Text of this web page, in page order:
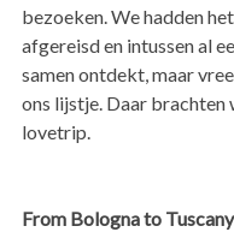
bezoeken. We hadden
afgereisd en intussen al
samen ontdekt, maar
ons lijstje. Daar brachten
lovetrip.
From Bologna to Tuscany